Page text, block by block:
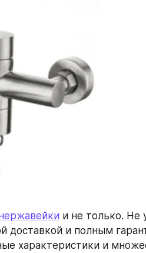
и не только. Не
доставкой и полным
характеристики и